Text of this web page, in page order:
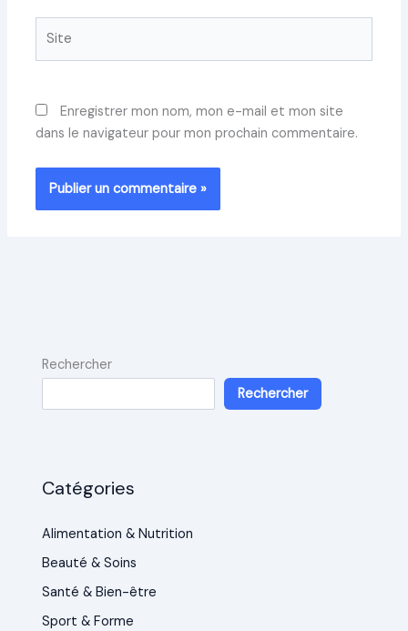
Enregistrer mon nom, mon e-mail et mon site
dans le navigateur pour mon prochain commentaire.
Rechercher
Rechercher
Catégories
Alimentation & Nutrition
Beauté & Soins
Santé & Bien-être
Sport & Forme